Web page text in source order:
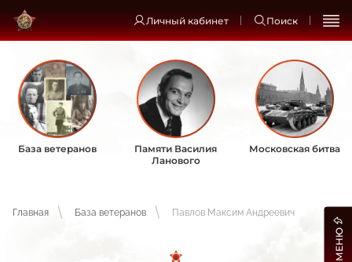
Личный кабинет Поиск
База ветеранов
Памяти Василия
Ланового
Московская битва
Главная База ветеранов Павлов Максим Андреевич
МЕНЮ